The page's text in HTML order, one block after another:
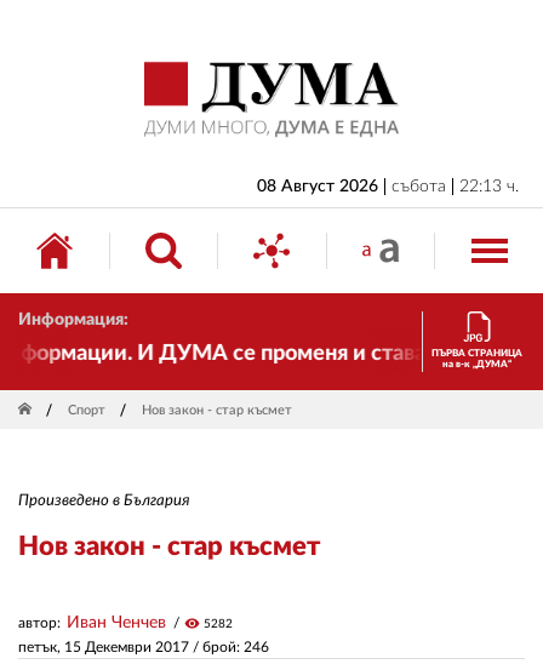
08 Август 2026 събота 22:13 ч.
Информация:
И ДУМА се променя и става електронно
ПЪРВА СТРАНИЦА
на в-к „ДУМА“
Спорт Нов закон - стар късмет
Произведено в България
Нов закон - стар късмет
петък, 15 Декември 2017 / брой: 246
автор: Иван Ченчев visibility 5282
БЪЛГАРИЯ
ИКОНОМИКА
ИЗБОРИ
СВЯТ
АВТОРИ